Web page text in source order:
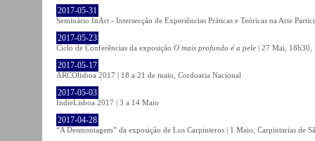
2017-05-31
Seminário InArt - Intersecção de Experiências Práticas e Teóricas na Arte
2017-05-23
Ciclo de Conferências da exposição O mais profundo é a pele | 27 Mai, 18h30,
2017-05-17
ARCOlisboa 2017 | 18 a 21 de maio, Cordoaria Nacional
2017-05-03
IndieLisboa 2017 | 3 a 14 Maio
2017-04-28
“A Desmontagem” da exposição de Los Carpinteros | 1 Maio, Carpintarias de